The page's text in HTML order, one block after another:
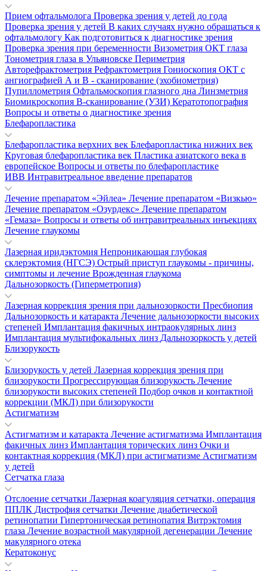
Прием офтальмолога Проверка зрения у детей до года
Проверка зрения у детей В каких случаях нужно обращаться к
офтальмологу Как подготовиться к диагностике зрения
Проверка зрения при беременности Визометрия ОКТ глаза
Тонометрия глаза в Ульяновске Периметрия
Авторефрактометрия Рефрактометрия Гониоскопия ОКТ с
ангиографией А и В - сканирование (эхобиометрия)
Пупиллометрия Офтальмоскопия глазного дна Линзметрия
Биомикроскопия В-сканирование (УЗИ) Кератотопография
Вопросы и ответы о диагностике зрения
Блефаропластика
Блефаропластика верхних век Блефаропластика нижних век
Круговая блефаропластика век Пластика азиатского века в
европейское Вопросы и ответы по блефаропластике
ИВВ Интравитреальное введение препаратов
Лечение препаратом «Эйлеа» Лечение препаратом «Визкью»
Лечение препаратом «Озурдекс» Лечение препаратом
«Гемаза» Вопросы и ответы об интравитреальных инъекциях
Лечение глаукомы
Лазерная иридэктомия Непроникающая глубокая
склерэктомия (НГСЭ) Острый приступ глаукомы - причины,
симптомы и лечение Врожденная глаукома
Дальнозоркость (Гиперметропия)
Лазерная коррекция зрения при дальнозоркости Пресбиопия
Дальнозоркость и катаракта Лечение дальнозоркости высоких
степеней Имплантация факичных интраокулярных линз
Имплантация мультифокальных линз Дальнозоркость у детей
Близорукость
Близорукость у детей Лазерная коррекция зрения при
близорукости Прогрессирующая близорукость Лечение
близорукости высоких степеней Подбор очков и контактной
коррекции (МКЛ) при близорукости
Астигматизм
Астигматизм и катаракта Лечение астигматизма Имплантация
факичных линз Имплантация торических линз Очки и
контактная коррекция (МКЛ) при астигматизме Астигматизм
у детей
Сетчатка глаза
Отслоение сетчатки Лазерная коагуляция сетчатки, операция
ППЛК Дистрофия сетчатки Лечение диабетической
ретинопатии Гипертоническая ретинопатия Витрэктомия
глаза Лечение возрастной макулярной дегенерации Лечение
макулярного отека
Кератоконус